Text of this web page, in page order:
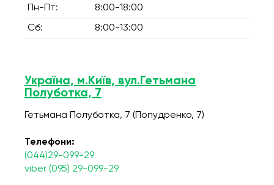
Пн-Пт:
8:00-18:00
Сб: 8:00-13:00
Україна, м.Київ, вул.Гетьмана
Полуботка, 7
Гетьмана Полуботка, 7 (Попудренко, 7)
Телефони:
(044)29-099-29
viber (095) 29-099-29